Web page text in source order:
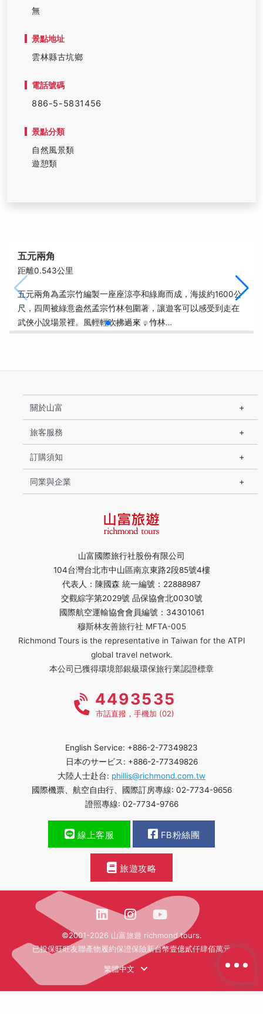
無
景點地址
雲林縣古坑鄉
電話號碼
886-5-5831456
景點分類
自然風景類
遊憩類
五元兩角
距離0.543公里
五元兩角為孟宗竹編製一座座涼亭和綠廊而成，海拔約1600公
尺，四周被綠意盎然孟宗竹林包圍著，讓遊客可以感受到走在
武俠小說場景裡。風輕輕吹拂過來，竹林…
山富國際旅行社股份有限公司
104台灣台北市中山區南京東路2段85號4樓
代表人：陳國森 統一編號：22888987
交觀綜字第2029號 品保協會北0030號
國際航空運輸協會會員編號：34301061
穆斯林友善旅行社 MFTA-005
Richmond Tours is the representative in Taiwan for the ATPI
global travel network.
本公司已獲得環境部銀級環保旅行業認證標章
關於山富
旅客服務
訂購須知
同業與企業
4493535
市話直撥，手機加 (02)
English Service: +886-2-77349823
日本のサービス: +886-2-77349826
大陸人士赴台: phillis@richmond.com.tw
國際機票、航空自由行、國際訂房專線: 02-7734-9656
證照專線: 02-7734-9766
線上客服 FB粉絲團
旅遊攻略
©2001-2026 山富旅遊 richmond tours.
已投保旺旺友聯產物履約保證保險新台幣壹億貳仟肆佰萬元
繁體中文